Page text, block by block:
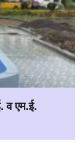
व एम.ई.